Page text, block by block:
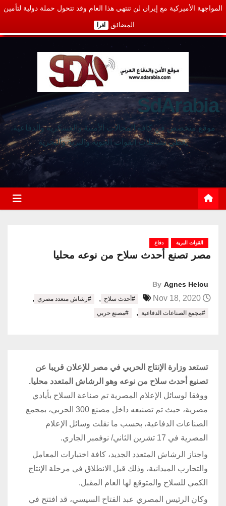
المواجهة الأميركية مع إيران لن تنتهي هذا العام وقد تتحول حملة دولية لتأمين
المضائق أقرأ
SdArabia
موقع متخصص في كافة المجالات الأمنية والعسكرية والدفاعية،
يغطي نشاطات القوات الجوية والبرية والبحرية
القوات البرية دفاع
مصر تصنع أحدث سلاح من نوعه محليا
By Agnes Helou
#أحدث سلاح , #رشاش متعدد مصري ,
#مجمع الصناعات الدفاعية , #مصنع حربي
تستعد وزارة الإنتاج الحربي في مصر للإعلان قريبا عن
تصنيع أحدث سلاح من نوعه وهو الرشاش المتعدد محليا.
ووفقا لوسائل الإعلام المصرية تم صناعة السلاح بأيادي
مصرية، حيث تم تصنيعه داخل مصنع 300 الحربي، بمجمع
الصناعات الدفاعية، بحسب ما نقلت وسائل الإعلام
المصرية في 17 تشرين الثاني/ نوفمبر الجاري.
واجتاز الرشاش المتعدد الجديد، كافة اختبارات المعامل
والتجارب الميدانية، وذلك قبل الانطلاق في مرحلة الإنتاج
الكمي للسلاح والمتوقع لها العام المقبل.
وكان الرئيس المصري عبد الفتاح السيسي، قد افتتح في